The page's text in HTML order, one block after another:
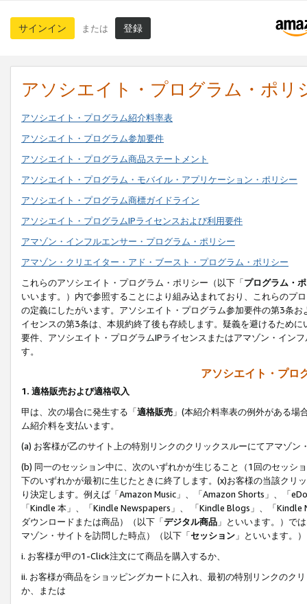
サインイン または 登録
アソシエイト・プログラム・ポリ
アソシエイト・プログラム紹介料率表
アソシエイト・プログラム参加要件
アソシエイト・プログラム商品ステートメント
アソシエイト・プログラム・モバイル・アプリケーション・ポリシー
アソシエイト・プログラム商標ガイドライン
アソシエイト・プログラムIPライセンスおよび利用要件
アマゾン・インフルエンサー・プログラム・ポリシー
アマゾン・クリエイター・アド・ブースト・プログラム・ポリシー
これらのアソシエイト・プログラム・ポリシー（以下「プログラム・
いいます。）内で参照することにより組み込まれており、これらのプ
の定義にしたがいます。アソシエイト・プログラム参加要件の第3条
イセンスの第3条は、本規約終了後も存続します。疑義を避けるため
要件、アソシエイト・プログラムIPライセンスまたはアマゾン・イン
す。
アソシエイト・プロ
1. 適格販売および適格収入
甲は、次の場合に発生する「適格販売 」(本紹介料率表の例外がある
ム紹介料を支払います。
(a) お客様が乙のサイト上の特別リンクのクリックスルーにてアマゾン
(b) 同一のセッション中に、次のいずれかが生じること（1回のセッシ
下のいずれかが最初に生じたときに終了します。(x)お客様の当該ク
り決定します。例えば「Amazon Music」、「Amazon Shorts」、「
「Kindle 本」、「Kindle Newspapers」、 「Kindle Blogs」、「
ダウンロードまたは商品）（以下「デジタル商品 」といいます。）で
マゾン・サイトを訪問した時点）（以下「セッション 」といいます。
i. お客様が甲の1-Click注文にて商品を購入するか、
ii. お客様が商品をショッピングカートに入れ、最初の特別リンクのク
か、または